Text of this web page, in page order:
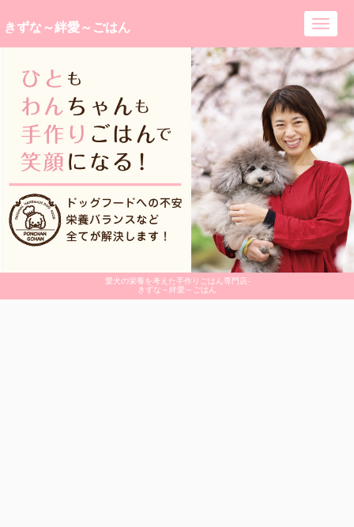
愛犬の栄養を考えた手作りごはん専門店-
きずな～絆愛～ごはん
きずな～絆愛～ごはん